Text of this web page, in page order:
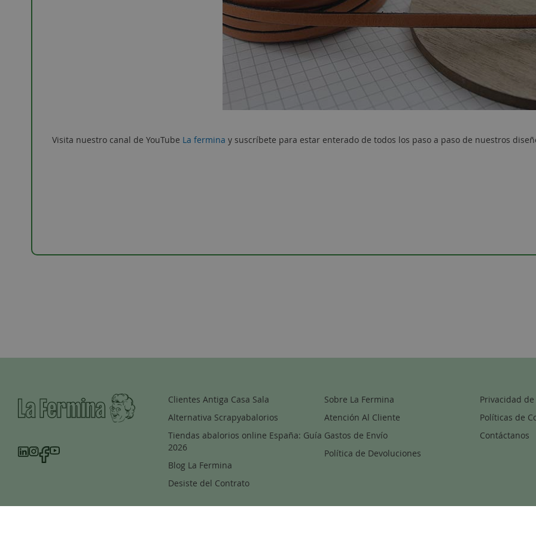
Visita nuestro canal de YouTube La fermina y suscríbete para estar enterado de todos los paso a paso de nuestros
Clientes Antiga Casa Sala
Alternativa Scrapyabalorios
Tiendas abalorios online España: Guía
2026
Blog La Fermina
Desiste del Contrato
Sobre La Fermina
Atención Al Cliente
Gastos de Envío
Política de Devoluciones
Privacidad
Políticas de
Contáctanos